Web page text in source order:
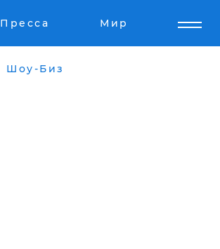
Пресса Мир
Шоу-Биз